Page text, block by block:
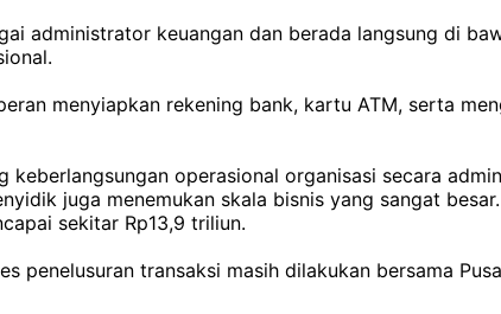
administrator keuangan dan berada langsung di
menyiapkan rekening bank, kartu ATM, serta
keberlangsungan operasional organisasi secara
juga menemukan skala bisnis yang sangat
sekitar Rp13,9 triliun.
penelusuran transaksi masih dilakukan bersama